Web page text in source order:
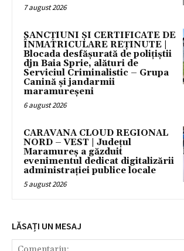
7 august 2026
SANCȚIUNI ȘI CERTIFICATE DE
ÎNMATRICULARE REȚINUTE |
Blocada desfășurată de polițiștii
djn Baia Sprie, alături de
Serviciul Criminalistic – Grupa
Canină și jandarmii
maramureșeni
6 august 2026
CARAVANA CLOUD REGIONAL
NORD – VEST | Județul
Maramureș a găzduit
evenimentul dedicat digitalizării
administrației publice locale
5 august 2026
LĂSAȚI UN MESAJ